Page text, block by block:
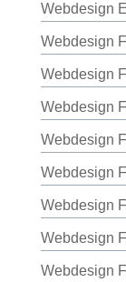
Webdesign
Webdesign
Webdesign
Webdesign
Webdesign
Webdesign
Webdesign
Webdesign
Webdesign